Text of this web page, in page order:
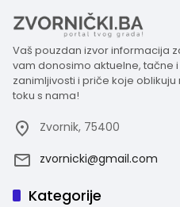
Vaš pouzdan izvor informacija
vam donosimo aktuelne, tačne
zanimljivosti i priče koje
toku s nama!
Zvornik, 75400
zvornicki@gmail.com
Kategorije